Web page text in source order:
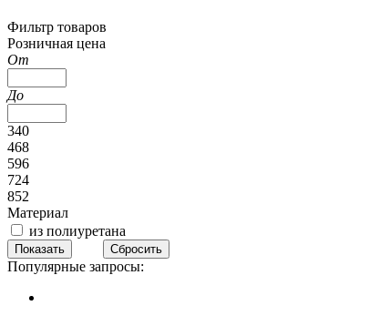
Фильтр товаров
Розничная цена
От
До
340
468
596
724
852
Материал
из полиуретана
Популярные запросы: